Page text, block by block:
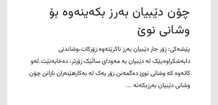
چۆن دێبیان بەرز بکەینەوە بۆ
وشانی نوێ
پێشەکی: زۆر جار دێبیان بەرز ناکرێتەوە.زۆرکات،وشاندنی
دابەشکراوەیێک لە دێبیان بە مەودای ساڵێک زۆرتر، دەخایەنێت.لەو
کاتەوە کە وشانی نوێ دەگمەنن.زۆر یەک لە بەکارهێنەران نازانن چۆن
وشانی دێبیان بەرزبکەنە ...